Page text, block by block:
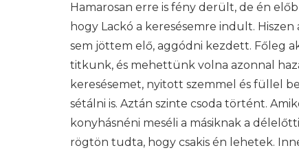
Hamarosan erre is fény derült, de én
hogy Lackó a keresésemre indult.
sem jöttem elő, aggódni kezdett. Főleg
titkunk, és mehettünk volna azonnal
keresésemet, nyitott szemmel és füllel
sétálni is. Aztán szinte csoda történt.
konyhásnéni meséli a másiknak a
rögtön tudta, hogy csakis én lehetek.